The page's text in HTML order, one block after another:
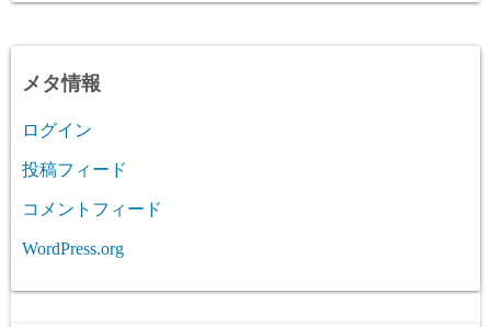
メタ情報
ログイン
投稿フィード
コメントフィード
WordPress.org